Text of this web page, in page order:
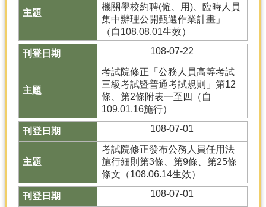
站
機關學校約聘(僱、用)、臨時人員
集中辦理公開甄選作業計畫」
（自108.08.01生效）
108-07-22
考試院修正「公務人員高等考試
三級考試暨普通考試規則」第12
條、第2條附表一至四（自
109.01.16施行）
108-07-01
考試院修正發布公務人員任用法
施行細則第3條、第9條、第25條
條文（108.06.14生效）
108-07-01